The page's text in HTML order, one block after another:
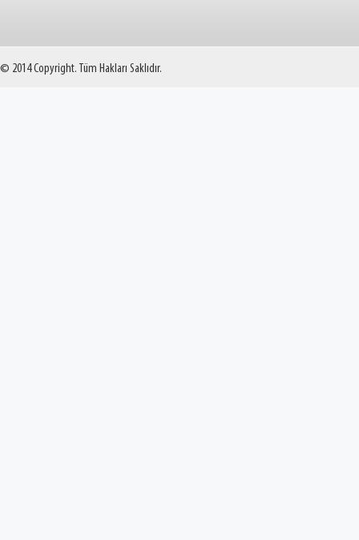
© 2014 Copyright. Tüm Hakları Saklıdır.